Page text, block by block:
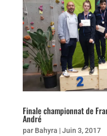
Finale championnat de
André
par Bahyra |Juin 3, 2017